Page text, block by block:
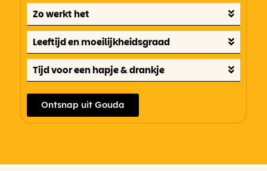
Zo werkt het
Leeftijd en moeilijkheidsgraad
Tijd voor een hapje & drankje
Ontsnap uit Gouda